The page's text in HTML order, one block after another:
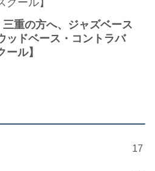
重の方へ、ジャズベース
ッドベース・コントラバ
ル】
17